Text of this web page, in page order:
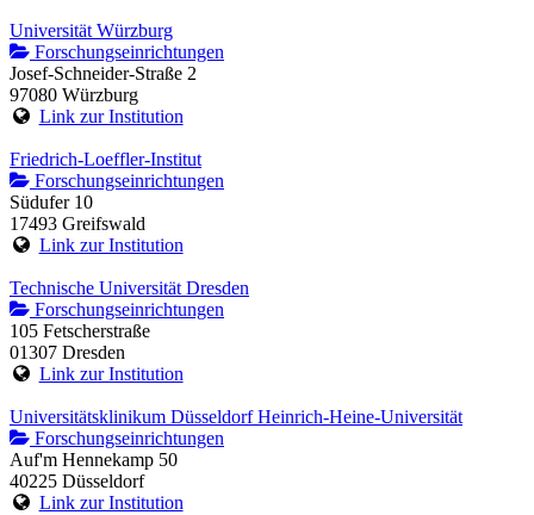
Universität Würzburg
Forschungseinrichtungen
Josef-Schneider-Straße 2
97080 Würzburg
Link zur Institution
Friedrich-Loeffler-Institut
Forschungseinrichtungen
Südufer 10
17493 Greifswald
Link zur Institution
Technische Universität Dresden
Forschungseinrichtungen
105 Fetscherstraße
01307 Dresden
Link zur Institution
Universitätsklinikum Düsseldorf Heinrich-Heine-Universität
Forschungseinrichtungen
Auf'm Hennekamp 50
40225 Düsseldorf
Link zur Institution